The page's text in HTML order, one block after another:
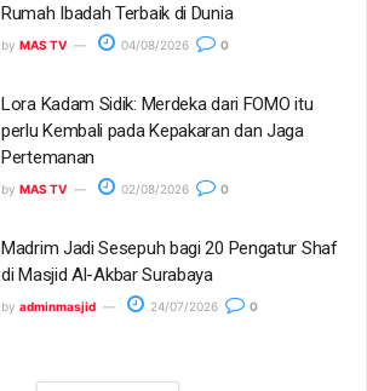
Rumah Ibadah Terbaik di Dunia
by MAS TV 04/08/2026 0
Lora Kadam Sidik: Merdeka dari FOMO itu
perlu Kembali pada Kepakaran dan Jaga
Pertemanan
by MAS TV 02/08/2026 0
Madrim Jadi Sesepuh bagi 20 Pengatur Shaf
di Masjid Al-Akbar Surabaya
by adminmasjid 24/07/2026 0